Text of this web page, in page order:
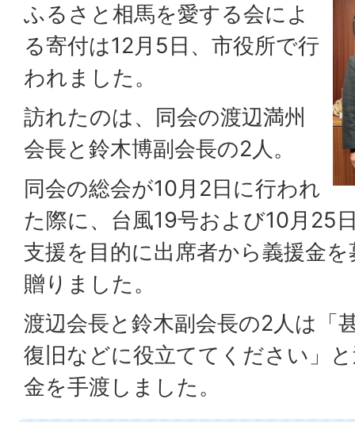
ふるさと相馬を愛する会によ
る寄付は12月5日、市役所で行
われました。
訪れたのは、同会の渡辺満州
会長と鈴木博副会長の2人。
同会の総会が10月2日に行われ
た際に、台風19号および10月25
支援を目的に出席者から義援金
贈りました。
渡辺会長と鈴木副会長の2人は「
復旧などに役立ててください」
金を手渡しました。